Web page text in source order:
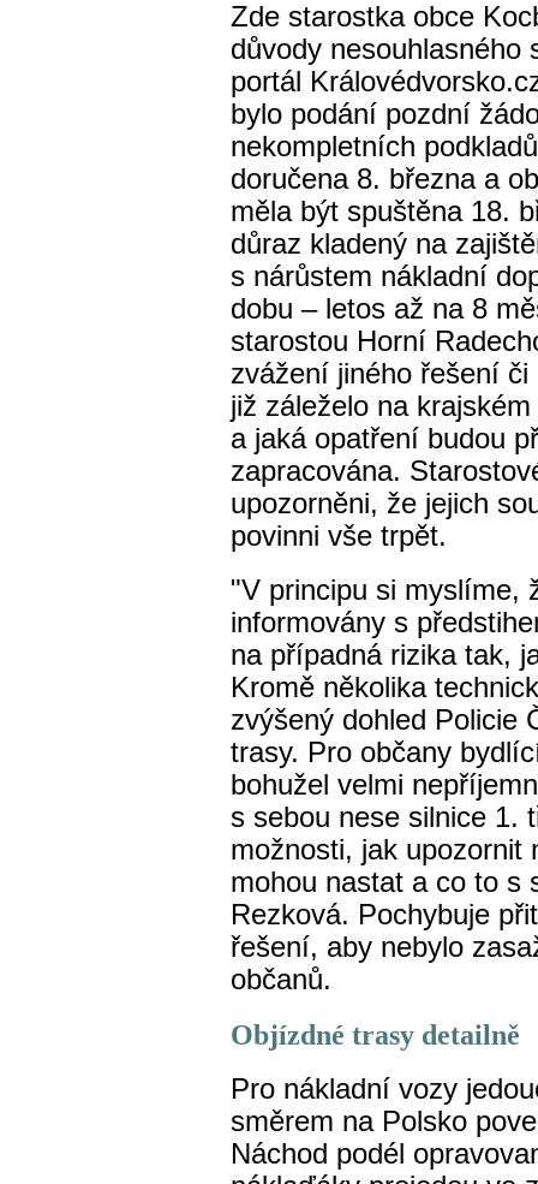
Zde starostka obce
důvody nesouhlasného
portál
bylo podání pozdní
nekompletních
doručena 8. března a
měla být spuštěna 18.
důraz kladený na
s nárůstem nákladní
dobu – letos až na 8
starostou Horní
zvážení jiného řešení
již záleželo na
a jaká opatření budou
zapracována.
upozorněni, že jejich
povinni vše trpět.
"V principu si myslíme,
informovány s
na případná rizika tak,
Kromě několika
zvýšený dohled Policie
trasy. Pro občany
bohužel velmi
s sebou nese silnice 1.
možnosti, jak upozornit
mohou nastat a co to s
Rezková. Pochybuje
řešení, aby nebylo
občanů.
Objízdné trasy detailně
Pro nákladní vozy
směrem na Polsko
Náchod podél